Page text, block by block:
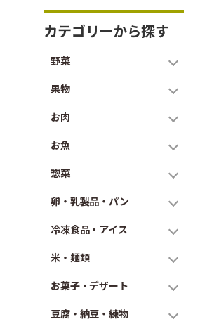
カテゴリーから探す
野菜
果物
お肉
お魚
惣菜
卵・乳製品・パン
冷凍食品・アイス
米・麺類
お菓子・デザート
豆腐・納豆・練物